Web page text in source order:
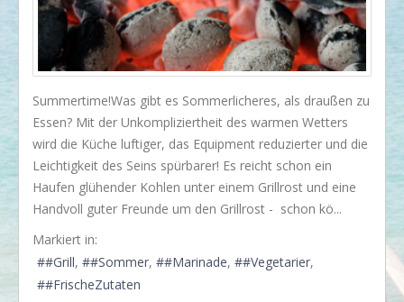
I love my dog!
Wusstet Ihr schon?
Behind the scenes...
Enjoy!
Events
Lässige Möbel
Strände
Styling
​Summertime!Was gibt es Sommerlicheres, als draußen zu
Essen? Mit der Unkompliziertheit des warmen Wetters
wird die Küche luftiger, das Equipment reduzierter und die
Leichtigkeit des Seins spürbarer! Es reicht schon ein
Haufen glühender Kohlen unter einem Grillrost und eine
Handvoll guter Freunde um den Grillrost - schon kö...
Markiert in:
#Grill
#Sommer #Marinade
#Vegetarier
#FrischeZutaten